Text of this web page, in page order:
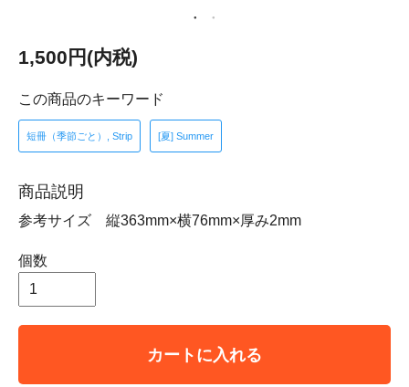
1,500円(内税)
この商品のキーワード
短冊（季節ごと）, Strip [夏] Summer
商品説明
参考サイズ 縦363mm×横76mm×厚み2mm
個数
カートに入れる